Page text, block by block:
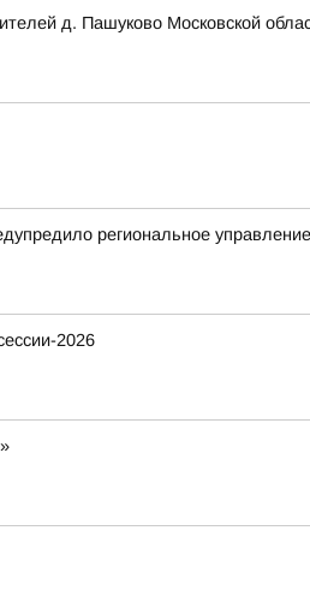
д. Пашуково Московской
региональное
2026